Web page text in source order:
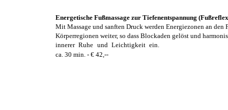
Energetische Fußmassage zur Tiefenentspannung
Mit Massage und sanften Druck werden Energiezonen an
Körperregionen weiter, so dass Blockaden gelöst und
innerer Ruhe und Leichtigkeit ein.
ca. 30 min. - € 42,--